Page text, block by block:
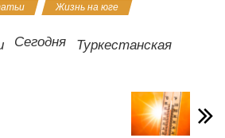
n
o
e
gr
.R
u
а
и
ть
Жизнь на юге
Сегодня
Туркестанская